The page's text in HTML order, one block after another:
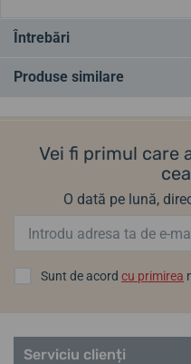
Întrebări
Produse similare
Carcasă de călătorie din
piele Helveti
Vei fi primul care
O dată pe lună,
Sunt de acord cu primirea
Serviciu clienți